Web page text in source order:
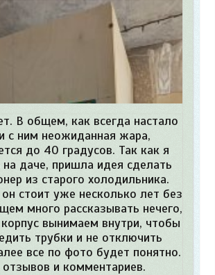
В общем, как всегда настало
с ним неожиданная жара,
до 40 градусов. Так как я
на даче, пришла идея сделать
из старого холодильника.
стоит уже несколько лет без
много рассказывать нечего,
вынимаем внутри, чтобы
трубки и не отключить
все по фото будет понятно.
и комментариев.